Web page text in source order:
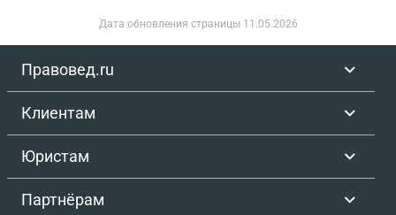
Дата обновления страницы 11.05.2026
Правовед.ru
Клиентам
Юристам
Партнёрам